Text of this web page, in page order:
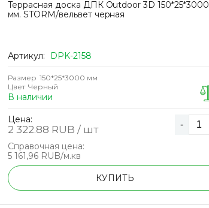
Террасная доска ДПК Outdoor 3D 150*25*3000
мм. STORM/вельвет черная
Артикул: DPK-2158
Размер 150*25*3000 мм
Цвет Черный
В наличии
Цена:
2 322.88 RUB / шт -
Справочная цена:
5 161,96 RUB/м.кв
КУПИТЬ